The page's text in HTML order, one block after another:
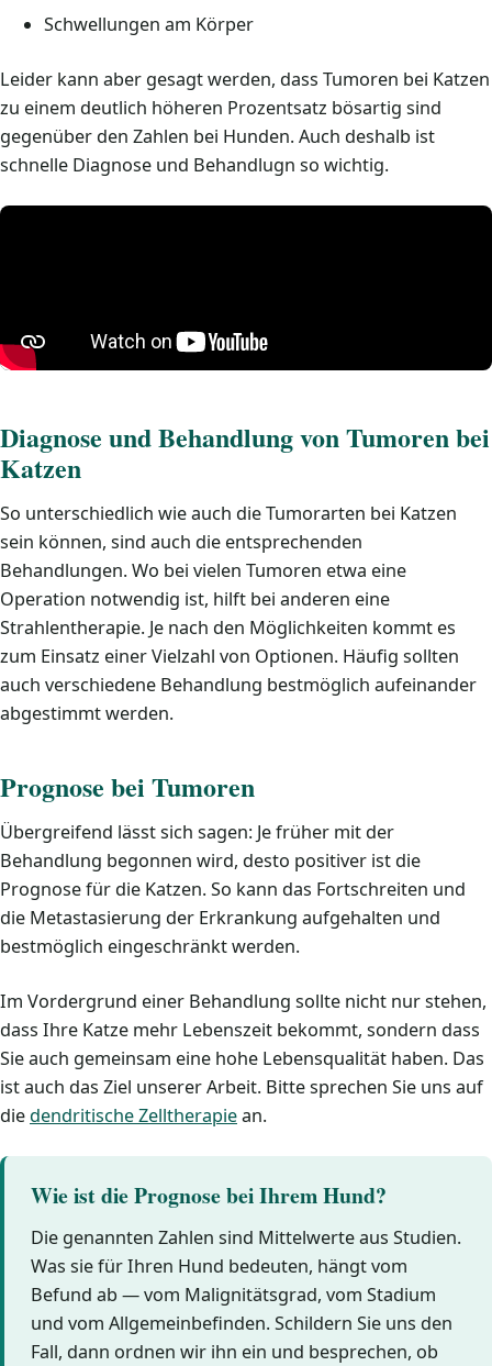
Schwellungen am Körper
Leider kann aber gesagt werden, dass Tumoren bei Katzen
zu einem deutlich höheren Prozentsatz bösartig sind
gegenüber den Zahlen bei Hunden. Auch deshalb ist
schnelle Diagnose und Behandlugn so wichtig.
Diagnose und Behandlung von Tumoren bei
Katzen
So unterschiedlich wie auch die Tumorarten bei Katzen
sein können, sind auch die entsprechenden
Behandlungen. Wo bei vielen Tumoren etwa eine
Operation notwendig ist, hilft bei anderen eine
Strahlentherapie. Je nach den Möglichkeiten kommt es
zum Einsatz einer Vielzahl von Optionen. Häufig sollten
auch verschiedene Behandlung bestmöglich aufeinander
abgestimmt werden.
Prognose bei Tumoren
Übergreifend lässt sich sagen: Je früher mit der
Behandlung begonnen wird, desto positiver ist die
Prognose für die Katzen. So kann das Fortschreiten und
die Metastasierung der Erkrankung aufgehalten und
bestmöglich eingeschränkt werden.
Im Vordergrund einer Behandlung sollte nicht nur stehen,
dass Ihre Katze mehr Lebenszeit bekommt, sondern dass
Sie auch gemeinsam eine hohe Lebensqualität haben. Das
ist auch das Ziel unserer Arbeit. Bitte sprechen Sie uns auf
diedendritische Zelltherapiean.
Wie ist die Prognose bei Ihrem Hund?
Die genannten Zahlen sind Mittelwerte aus Studien.
Was sie für Ihren Hund bedeuten, hängt vom
Befund ab — vom Malignitätsgrad, vom Stadium
und vom Allgemeinbefinden. Schildern Sie uns den
Fall, dann ordnen wir ihn ein und besprechen, ob